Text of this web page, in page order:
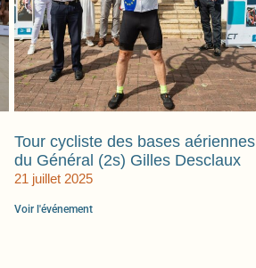
Tour cycliste des bases aériennes
du Général (2s) Gilles Desclaux
21 juillet 2025
Voir l'événement